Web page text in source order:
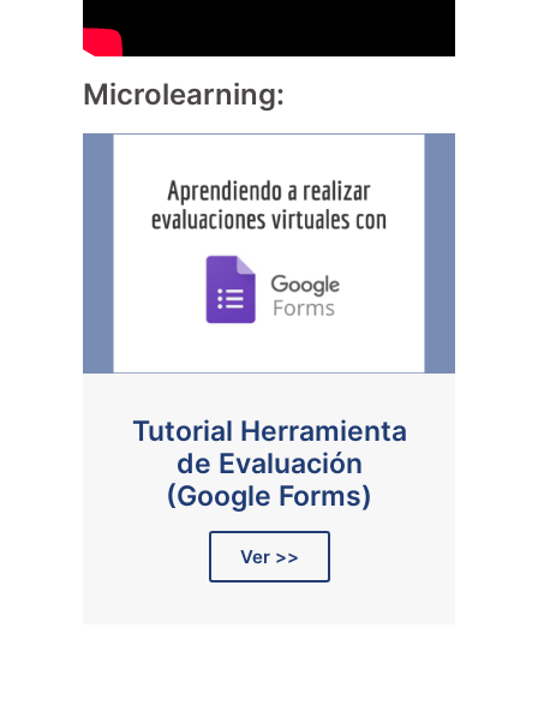
Microlearning:
Tutorial Herramienta
de Evaluación
(Google Forms)
Ver >>